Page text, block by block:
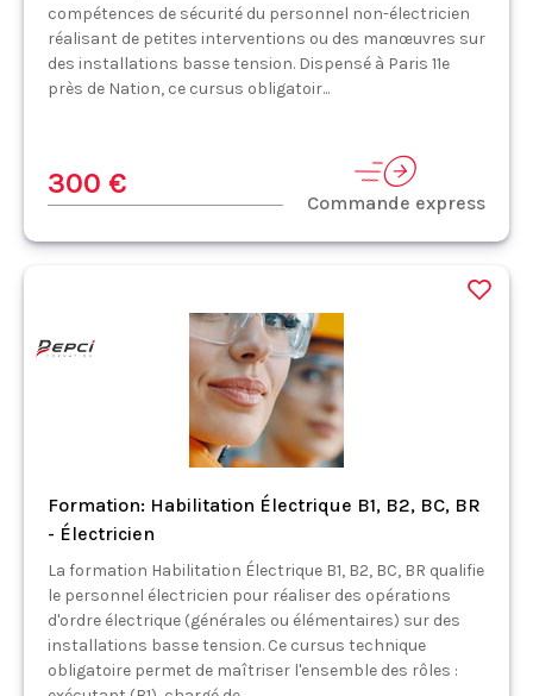
compétences de sécurité du personnel non-électricien
réalisant de petites interventions ou des manœuvres sur
des installations basse tension. Dispensé à Paris 11e
près de Nation, ce cursus obligatoir...
300 €
Commande express
Formation: Habilitation Électrique B1, B2, BC, BR
- Électricien
La formation Habilitation Électrique B1, B2, BC, BR qualifie
le personnel électricien pour réaliser des opérations
d'ordre électrique (générales ou élémentaires) sur des
installations basse tension. Ce cursus technique
obligatoire permet de maîtriser l'ensemble des rôles :